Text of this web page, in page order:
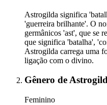
Astrogilda significa
'guerreira brilhante'. O
germânicos 'ast', que se
que significa 'batalha',
Astrogilda carrega uma
ligação com o divino.
Gênero de
Feminino